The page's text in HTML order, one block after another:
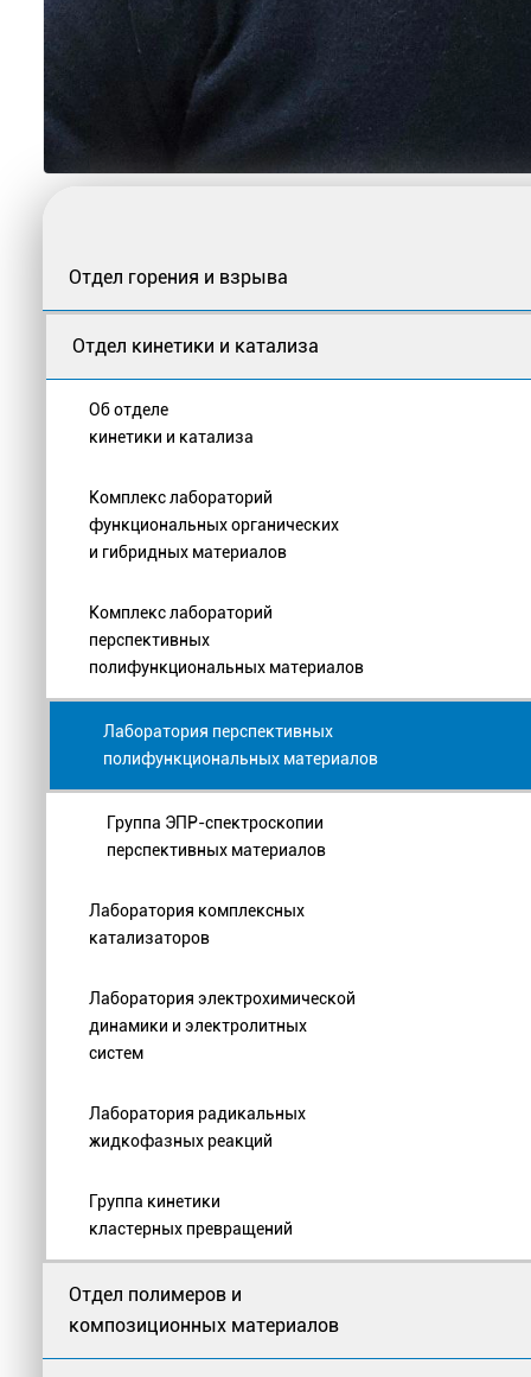
Отдел горения и взрыва
Отдел кинетики и катализа
Об отделе
кинетики и катализа
Комплекс лабораторий
функциональных органических
и гибридных материалов
Комплекс лабораторий
перспективных
полифункциональных материалов
Лаборатория перспективных
полифункциональных материалов
Группа ЭПР-спектроскопии
перспективных материалов
Лаборатория комплексных
катализаторов
Лаборатория электрохимической
динамики и электролитных
систем
Лаборатория радикальных
жидкофазных реакций
Группа кинетики
кластерных превращений
Отдел полимеров и
композиционных материалов